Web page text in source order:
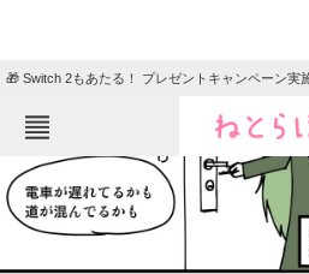
🎁 Switch 2もあたる！ プレゼントキャンペーン実
ねとらぼメニュー
TOP ニュ
ク